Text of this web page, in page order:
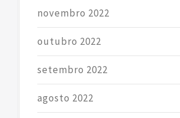
novembro 2022
outubro 2022
setembro 2022
agosto 2022